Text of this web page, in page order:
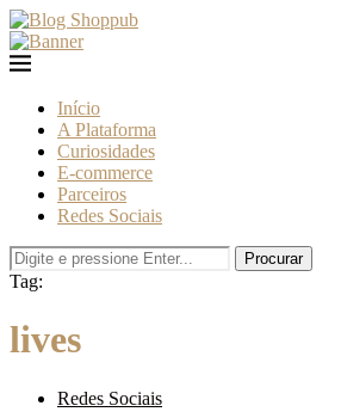
Início
A Plataforma
Curiosidades
E-commerce
Parceiros
Redes Sociais
Procurar
Tag:
lives
Redes Sociais